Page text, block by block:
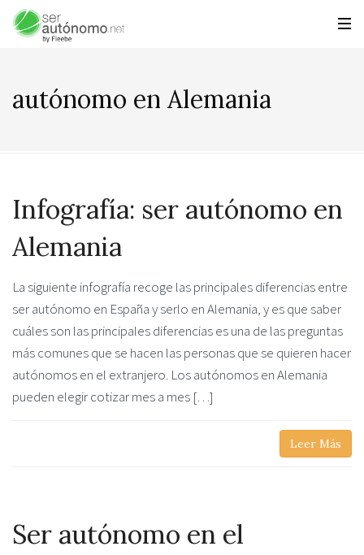
autónomo en Alemania
Infografía: ser autónomo en
Alemania
La siguiente infografía recoge las principales diferencias entre
ser autónomo en España y serlo en Alemania, y es que saber
cuáles son las principales diferencias es una de las preguntas
más comunes que se hacen las personas que se quieren hacer
autónomos en el extranjero. Los autónomos en Alemania
pueden elegir cotizar mes a mes […]
Leer Más
Ser autónomo en el